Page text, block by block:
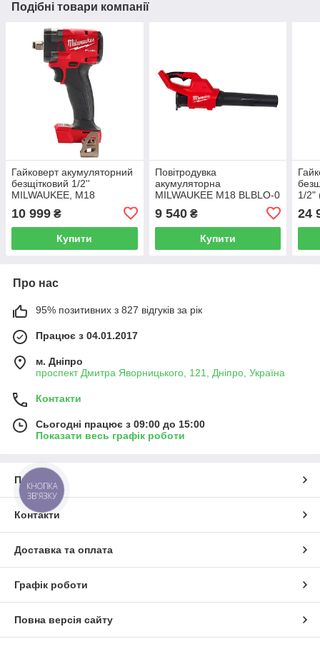
Подібні товари компанії
Гайковерт акумуляторний
безщітковий 1/2''
MILWAUKEE, M18
кільцем (каркас, кліпса
для реміня)
10 999 ₴
Купити
Повітродувка
акумуляторна
MILWAUKEE M18 BLBLO-0
9 540₴
Купити
1/2"
24
Про нас
95% позитивних з 827 відгуків за рік
Працює з 04.01.2017
м. Дніпро
проспект Дмитра Яворницького, 121, Дніпро, Україна
Контакти
Сьогодні працює з 09:00 до 15:00
Показати весь графік роботи
Про нас
Контакти
Доставка та оплата
Графік роботи
Повна версія сайту
КНОПКА
ЗВ'ЯЗКУ